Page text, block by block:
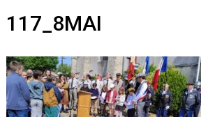
117_8MAI